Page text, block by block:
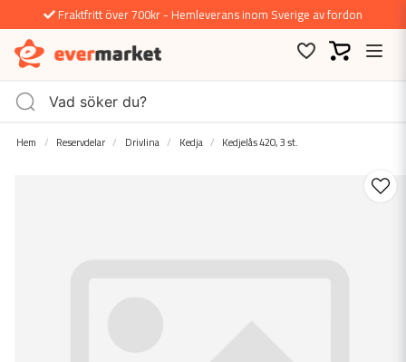
Fraktfritt över 700kr - Hemleverans inom Sverige av fordon
Hem Reservdelar Drivlina Kedja Kedjelås 420, 3 st.